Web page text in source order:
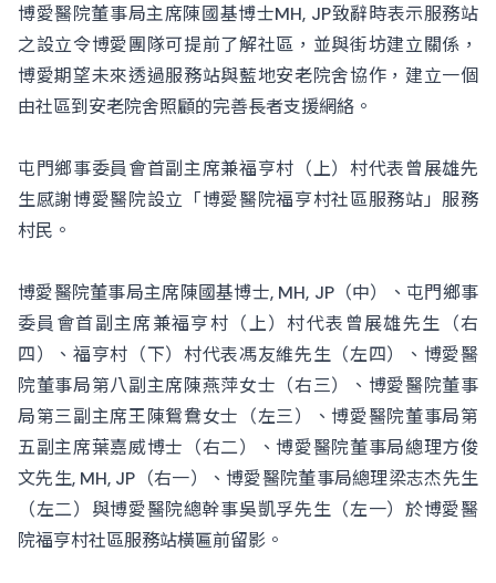
博愛醫院董事局主席陳國基博士MH, JP致辭時表示服務站
之設立令博愛團隊可提前了解社區，並與街坊建立關係，
博愛期望未來透過服務站與藍地安老院舍協作，建立一個
由社區到安老院舍照顧的完善長者支援網絡。
屯門鄉事委員會首副主席兼福亨村（上）村代表曾展雄先
生感謝博愛醫院設立「博愛醫院福亨村社區服務站」服務
村民。
博愛醫院董事局主席陳國基博士, MH, JP（中）、屯門鄉事
委員會首副主席兼福亨村（上）村代表曾展雄先生（右
四）、福亨村（下）村代表馮友維先生（左四）、博愛醫
院董事局第八副主席陳燕萍女士（右三）、博愛醫院董事
局第三副主席王陳鴛鴦女士（左三）、博愛醫院董事局第
五副主席葉嘉威博士（右二）、博愛醫院董事局總理方俊
文先生, MH, JP（右一）、博愛醫院董事局總理梁志杰先生
（左二）與博愛醫院總幹事吳凱孚先生（左一）於博愛醫
院福亨村社區服務站橫匾前留影。